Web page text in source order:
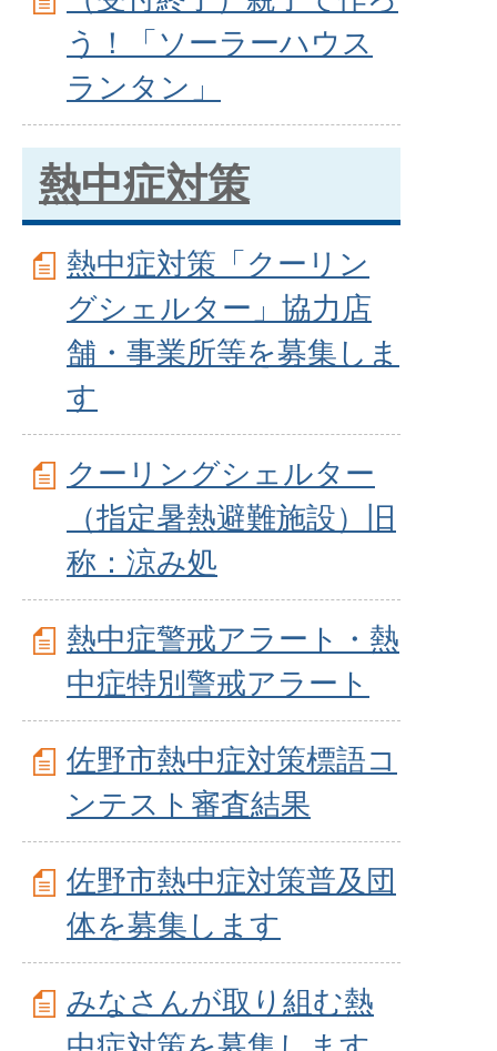
う！「ソーラーハウス
ランタン」
熱中症対策
熱中症対策「クーリン
グシェルター」協力店
舗・事業所等を募集しま
す
クーリングシェルター
（指定暑熱避難施設）旧
称：涼み処
熱中症警戒アラート・熱
中症特別警戒アラート
佐野市熱中症対策標語コ
ンテスト審査結果
佐野市熱中症対策普及団
体を募集します
みなさんが取り組む熱